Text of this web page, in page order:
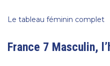
Le tableau féminin complet
France 7 Masculin,